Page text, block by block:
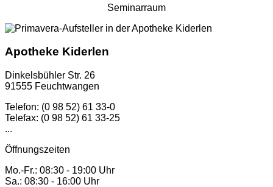
Seminarraum
Apotheke Kiderlen
Dinkelsbühler Str. 26
91555 Feuchtwangen
Telefon: (0 98 52) 61 33-0
Telefax: (0 98 52) 61 33-25
...
Öffnungszeiten
Mo.-Fr.: 08:30 - 19:00 Uhr
Sa.: 08:30 - 16:00 Uhr